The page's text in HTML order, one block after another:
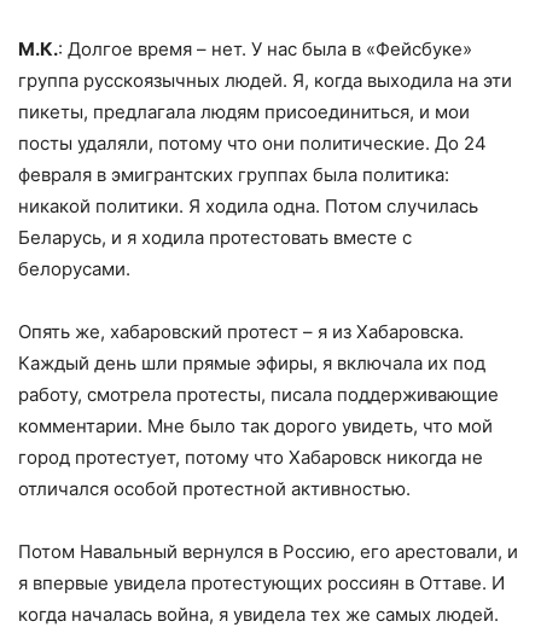
М.К.: Долгое время – нет. У нас была в «Фейсбуке»
группа русскоязычных людей. Я, когда выходила на эти
пикеты, предлагала людям присоединиться, и мои
посты удаляли, потому что они политические. До 24
февраля в эмигрантских группах была политика:
никакой политики. Я ходила одна. Потом случилась
Беларусь, и я ходила протестовать вместе с
белорусами.
Опять же, хабаровский протест – я из Хабаровска.
Каждый день шли прямые эфиры, я включала их под
работу, смотрела протесты, писала поддерживающие
комментарии. Мне было так дорого увидеть, что мой
город протестует, потому что Хабаровск никогда не
отличался особой протестной активностью.
Потом Навальный вернулся в Россию, его арестовали, и
я впервые увидела протестующих россиян в Оттаве. И
когда началась война, я увидела тех же самых людей.